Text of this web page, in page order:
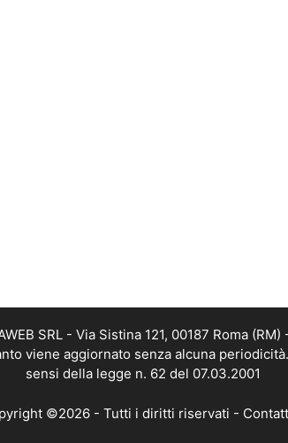
SRL - Via Sistina 121, 00187 Roma
viene aggiornato senza alcuna
sensi della legge n. 62 del 07.03.2001
©2026 - Tutti i diritti riservati -